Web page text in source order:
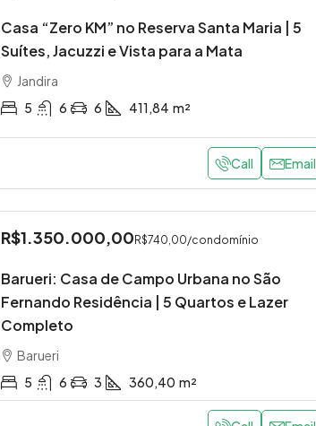
Casa “Zero KM” no Reserva Santa Maria | 5
Suítes, Jacuzzi e Vista para a Mata
Jandira
5
6 6 411,84 m²
Call Email
R$1.350.000,00R$740,00/condomínio
Barueri: Casa de Campo Urbana no São
Fernando Residência | 5 Quartos e Lazer
Completo
Barueri
5
6 3 360,40 m²